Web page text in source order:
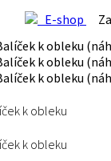
E-shop
k obleku
k obleku